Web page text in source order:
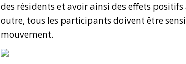
des résidents et avoir ainsi des effets
outre, tous les participants doivent être
mouvement.